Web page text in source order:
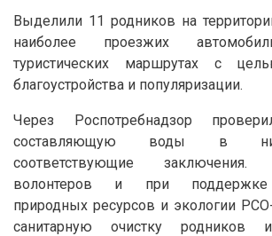
Выделили 11 родников на
наиболее проезжих
туристических маршрутах с
благоустройства и популяризации.
Через Роспотребнадзор
составляющую воды в
соответствующие
волонтеров и при поддержке
природных ресурсов и экологии
санитарную очистку родников